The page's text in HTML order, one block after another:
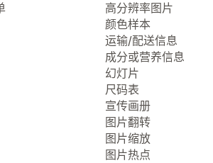
高分辨率图片
颜色样本
运输/配送信息
成分或营养信息
幻灯片
尺码表
宣传画册
图片翻转
图片缩放
图片热点